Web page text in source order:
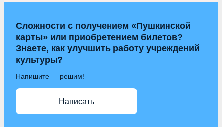
Сложности с получением «Пушкинской
карты» или приобретением билетов?
Знаете, как улучшить работу учреждений
культуры?
Напишите — решим!
Написать